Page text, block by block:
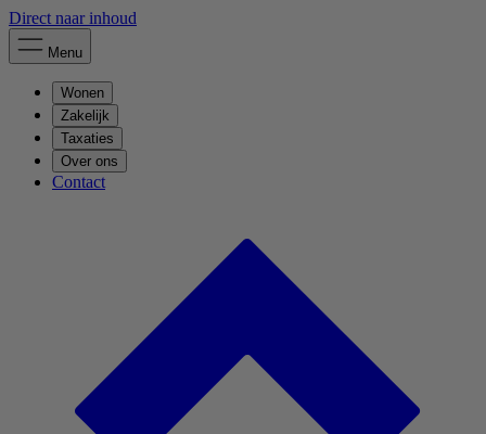
Direct naar inhoud
Menu
Wonen
Zakelijk
Taxaties
Over ons
Contact